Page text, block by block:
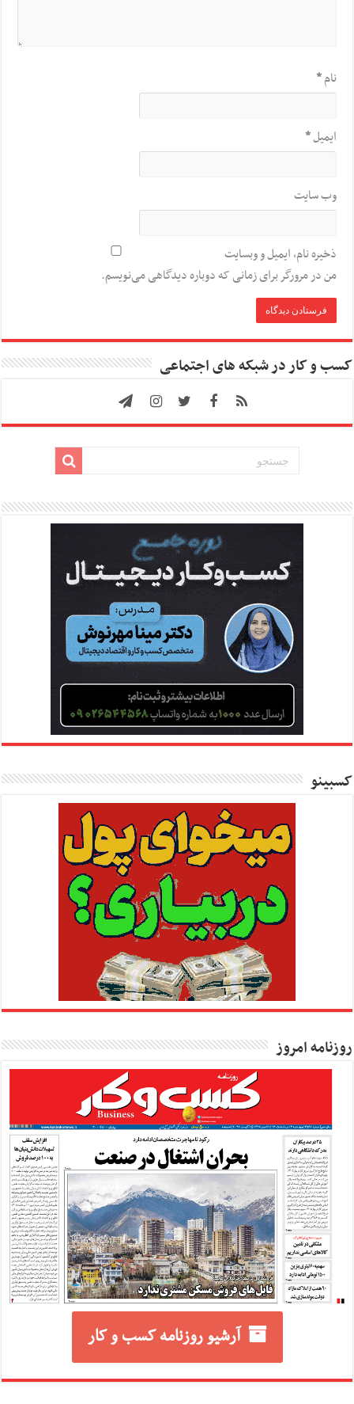
نام*
ایمیل*
وب‌ سایت
ذخیره نام، ایمیل و وبسایت
من در مرورگر برای زمانی که دوباره دیدگاهی می‌نویسم.
کسب و کار در شبکه های اجتماعی
کسبینو
روزنامه امروز
آرشیو روزنامه کسب و کار